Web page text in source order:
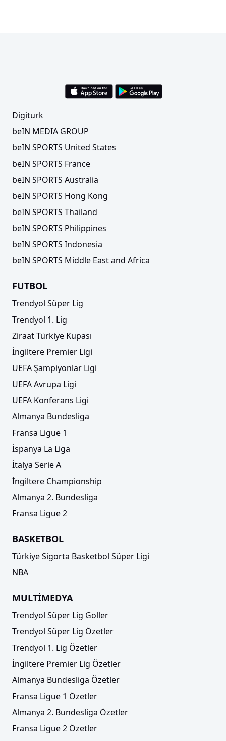
Digiturk
beIN MEDIA GROUP
beIN SPORTS United States
beIN SPORTS France
beIN SPORTS Australia
beIN SPORTS Hong Kong
beIN SPORTS Thailand
beIN SPORTS Philippines
beIN SPORTS Indonesia
beIN SPORTS Middle East and Africa
FUTBOL
Trendyol Süper Lig
Trendyol 1. Lig
Ziraat Türkiye Kupası
İngiltere Premier Ligi
UEFA Şampiyonlar Ligi
UEFA Avrupa Ligi
UEFA Konferans Ligi
Almanya Bundesliga
Fransa Ligue 1
İspanya La Liga
İtalya Serie A
İngiltere Championship
Almanya 2. Bundesliga
Fransa Ligue 2
BASKETBOL
Türkiye Sigorta Basketbol Süper Ligi
NBA
MULTİMEDYA
Trendyol Süper Lig Goller
Trendyol Süper Lig Özetler
Trendyol 1. Lig Özetler
İngiltere Premier Lig Özetler
Almanya Bundesliga Özetler
Fransa Ligue 1 Özetler
Almanya 2. Bundesliga Özetler
Fransa Ligue 2 Özetler